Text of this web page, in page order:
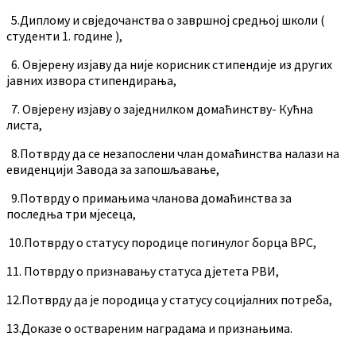
5.Диплому и свједочанства о завршној средњој школи (
студенти 1. године ),
6. Овјерену изјаву да није корисник стипендије из других
јавних извора стипендирања,
7. Овјерену изјаву о заједнилком домаћинству- Кућна
листа,
8.Потврду да се незапослени члан домаћинства налази на
евиденцији Завода за запошљавање,
9.Потврду о примањима чланова домаћинства за
последња три мјесеца,
10.Потврду о статусу породице погинулог борца ВРС,
11. Потврду о признавању статуса дјетета РВИ,
12.Потврду да је породица у статусу социјалних потреба,
13.Доказе о оствареним наградама и признањима.